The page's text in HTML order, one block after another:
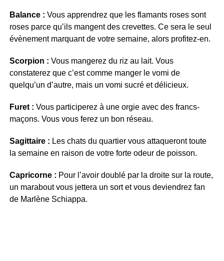
Balance : Vous apprendrez que les flamants roses sont
roses parce qu’ils mangent des crevettes. Ce sera le seul
évènement marquant de votre semaine, alors profitez-en.
Scorpion : Vous mangerez du riz au lait. Vous
constaterez que c’est comme manger le vomi de
quelqu’un d’autre, mais un vomi sucré et délicieux.
Furet : Vous participerez à une orgie avec des francs-
maçons. Vous vous ferez un bon réseau.
Sagittaire : Les chats du quartier vous attaqueront toute
la semaine en raison de votre forte odeur de poisson.
Capricorne : Pour l’avoir doublé par la droite sur la route,
un marabout vous jettera un sort et vous deviendrez fan
de Marlène Schiappa.